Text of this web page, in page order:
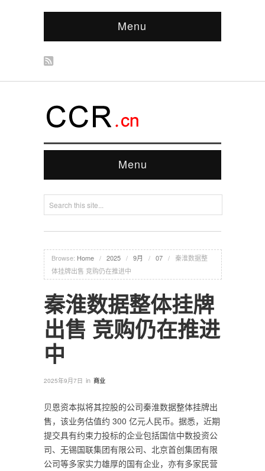
Menu
Menu
Browse: Home / 2025 / 9月 / 07 / 秦淮数据整
体挂牌出售 竞购仍在推进中
秦淮数据整体挂牌
出售 竞购仍在推进
中
2025年9月7日 in 商业
贝恩资本拟将其控股的公司秦淮数据整体挂牌出
售，该业务估值约 300 亿元人民币。据悉，近期
提交具有约束力投标的企业包括国信中数投资公
司、无锡国联集团有限公司、北京首创集团有限
公司等多家实力雄厚的国有企业，亦有多家民营